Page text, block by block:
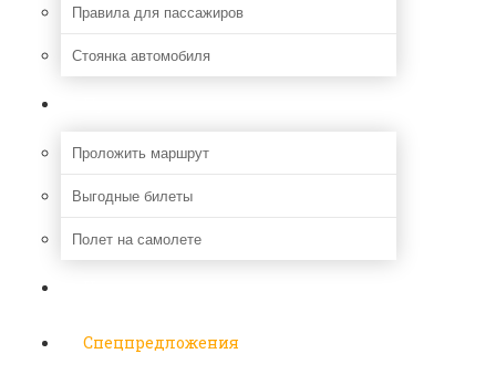
Правила для пассажиров
Стоянка автомобиля
Проложить маршрут
Выгодные билеты
Полет на самолете
Спецпредложения